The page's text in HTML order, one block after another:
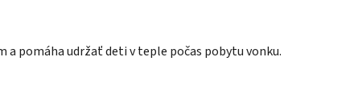
pomáha udržať deti v teple počas pobytu vonku.